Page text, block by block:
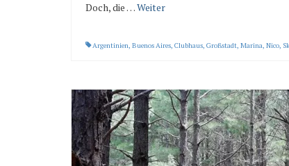
Doch, die …Weiter
Argentinien, Buenos Aires, Clubhaus, Großstadt, Marina, Nico,